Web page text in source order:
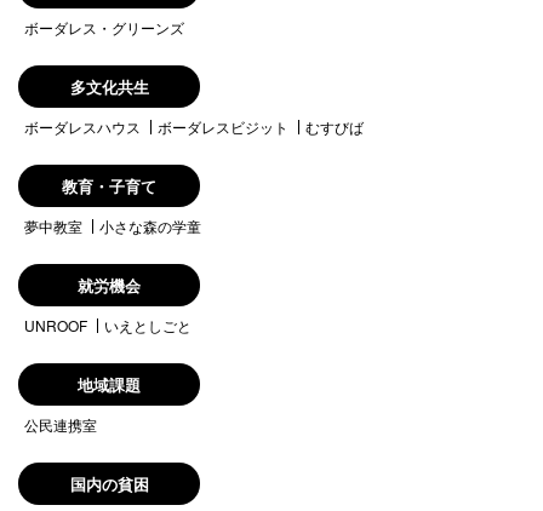
ボーダレス・グリーンズ
多文化共生
ボーダレスハウス ボーダレスビジット むすびば
教育・子育て
夢中教室 小さな森の学童
就労機会
UNROOF いえとしごと
地域課題
公民連携室
国内の貧困